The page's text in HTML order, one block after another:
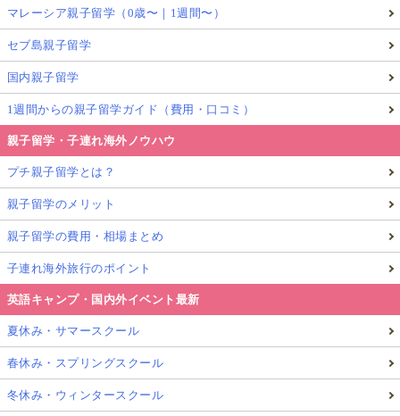
マレーシア親子留学（0歳〜｜1週間〜）
セブ島親子留学
国内親子留学
1週間からの親子留学ガイド（費用・口コミ）
親子留学・子連れ海外ノウハウ
プチ親子留学とは？
親子留学のメリット
親子留学の費用・相場まとめ
子連れ海外旅行のポイント
英語キャンプ・国内外イベント最新
夏休み・サマースクール
春休み・スプリングスクール
冬休み・ウィンタースクール